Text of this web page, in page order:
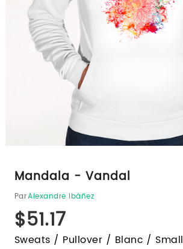
Mandala - Vandal
ParAlexandre Ibáñez
$51.17
Sweats / Pullover / Blanc / Small